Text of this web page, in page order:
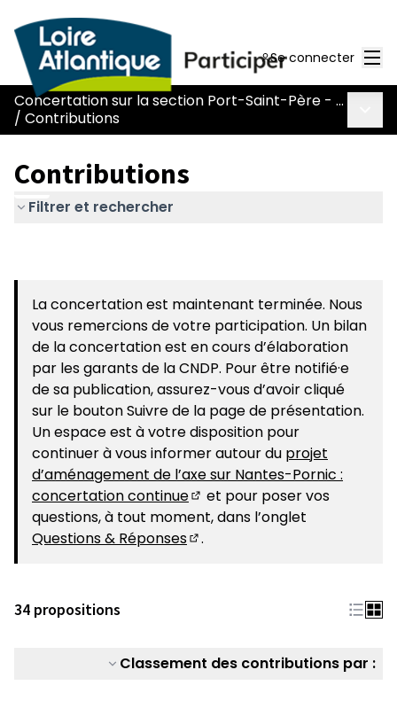
Se connecter
Concertation sur la section Port-Saint-Père - Le Pont Béranger de la route Nantes-Pornic
/ Contributions
Contributions
Filtrer et rechercher
La concertation est maintenant terminée. Nous
vous remercions de votre participation. Un bilan
de la concertation est en cours d’élaboration
par les garants de la CNDP. Pour être notifié·e
de sa publication, assurez-vous d’avoir cliqué
sur le bouton Suivre de la page de présentation.
Un espace est à votre disposition pour
continuer à vous informer autour du projet
d’aménagement de l’axe sur Nantes-Pornic :
concertation continue
(S'ouvre dans un nouvel
et pour poser vos
questions, à tout moment, dans l’onglet
Questions & Réponses
.
34 propositions
Classement des contributions par :